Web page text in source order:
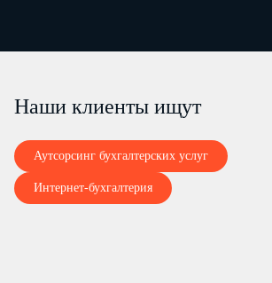
Наши клиенты ищут
Аутсорсинг бухгалтерских услуг
Интернет-бухгалтерия